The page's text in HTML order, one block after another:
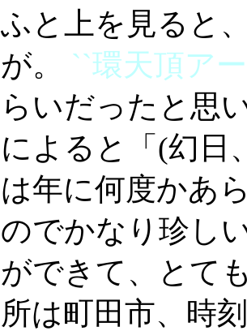
ふと上を見ると
が。 ``環天頂ア
らいだったと思
によると「(幻日
は年に何度かあ
のでかなり珍し
ができて、とて
所は町田市、時